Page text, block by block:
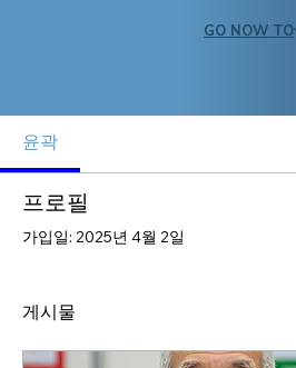
GO NOW TO
윤곽
프로필
가입일: 2025년 4월 2일
게시물